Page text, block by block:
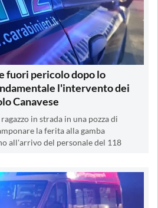
fuori pericolo dopo lo
l'intervento dei
Canavese
in strada in una pozza di
la ferita alla gamba
all'arrivo del personale del 118